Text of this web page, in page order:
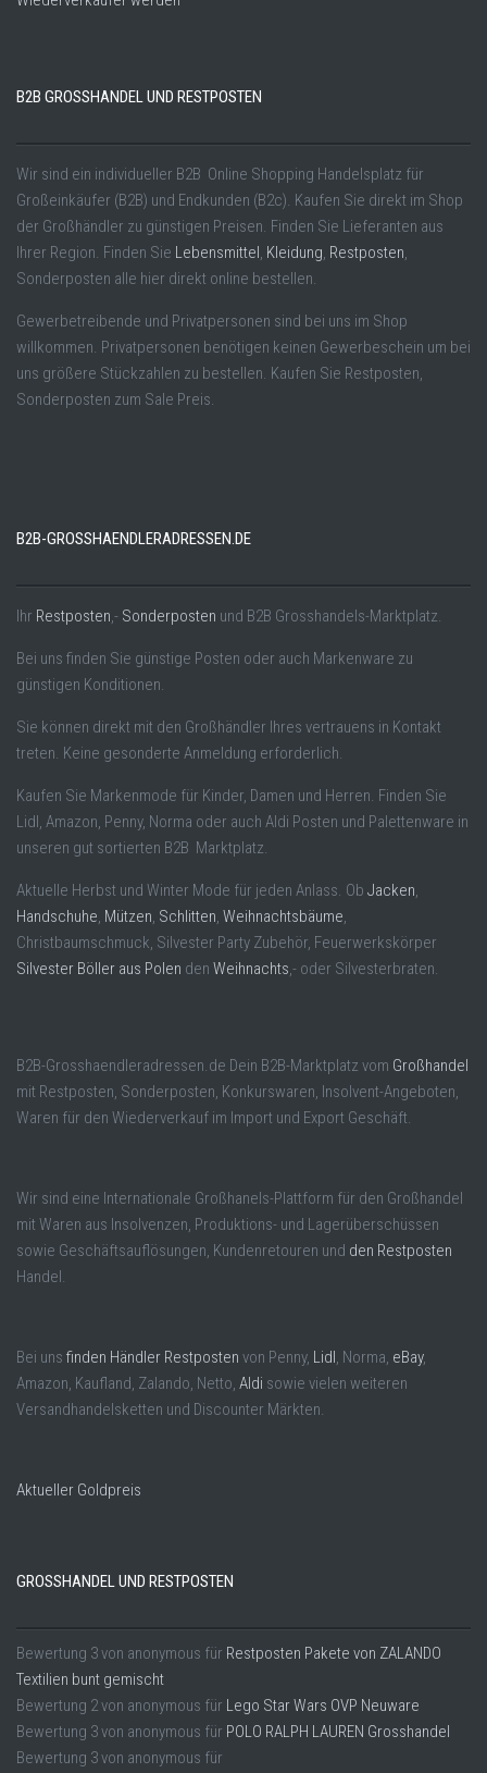
B2B GROSSHANDEL UND RESTPOSTEN
Wir sind ein individueller B2B Online Shopping Handelsplatz für
Großeinkäufer (B2B) und Endkunden (B2c). Kaufen Sie direkt im Shop
der Großhändler zu günstigen Preisen. Finden Sie Lieferanten aus
Ihrer Region. Finden Sie Lebensmittel , Kleidung, Restposten,
Sonderposten alle hier direkt online bestellen.
Gewerbetreibende und Privatpersonen sind bei uns im Shop
willkommen. Privatpersonen benötigen keinen Gewerbeschein um bei
uns größere Stückzahlen zu bestellen. Kaufen Sie Restposten,
Sonderposten zum Sale Preis.
B2B-GROSSHAENDLERADRESSEN.DE
Ihr Restposten,- Sonderposten und B2B Grosshandels-Marktplatz.
Bei uns finden Sie günstige Posten oder auch Markenware zu
günstigen Konditionen.
Sie können direkt mit den Großhändler Ihres vertrauens in Kontakt
treten. Keine gesonderte Anmeldung erforderlich.
Kaufen Sie Markenmode für Kinder, Damen und Herren. Finden Sie
Lidl, Amazon, Penny, Norma oder auch Aldi Posten und Palettenware in
unseren gut sortierten B2B Marktplatz.
Aktuelle Herbst und Winter Mode für jeden Anlass. Ob Jacken,
Handschuhe, Mützen, Schlitten, Weihnachtsbäume,
Christbaumschmuck, Silvester Party Zubehör, Feuerwerkskörper
Silvester Böller aus Polen den Weihnachts,- oder Silvesterbraten.
B2B-Grosshaendleradressen.de Dein B2B-Marktplatz vom Großhandel
mit Restposten, Sonderposten, Konkurswaren, Insolvent-Angeboten,
Waren für den Wiederverkauf im Import und Export Geschäft.
Wir sind eine Internationale Großhanels-Plattform für den Großhandel
mit Waren aus Insolvenzen, Produktions- und Lagerüberschüssen
sowie Geschäftsauflösungen, Kundenretouren und den Restposten
Handel.
Bei uns finden Händler Restposten von Penny, Lidl , Norma, eBay,
Amazon, Kaufland, Zalando, Netto, Aldi sowie vielen weiteren
Versandhandelsketten und Discounter Märkten.
Aktueller Goldpreis
GROSSHANDEL UND RESTPOSTEN
Bewertung 3von anonymous für Restposten Pakete von ZALANDO
Textilien bunt gemischt
Bewertung 2von anonymous für Lego Star Wars OVP Neuware
Bewertung 3von anonymous für POLO RALPH LAUREN Grosshandel
Bewertung 3von anonymous für